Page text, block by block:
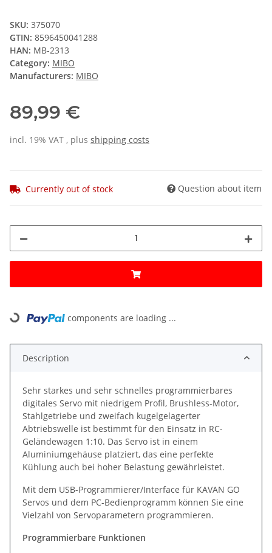
SKU: 375070
GTIN: 8596450041288
HAN: MB-2313
Category: MIBO
Manufacturers: MIBO
89,99 €
incl. 19% VAT , plus shipping costs
Currently out of stock Question about item
Loading... components are loading ...
Description
Sehr starkes und sehr schnelles programmierbares
digitales Servo mit niedrigem Profil, Brushless-Motor,
Stahlgetriebe und zweifach kugelgelagerter
Abtriebswelle ist bestimmt für den Einsatz in RC-
Geländewagen 1:10. Das Servo ist in einem
Aluminiumgehäuse platziert, das eine perfekte
Kühlung auch bei hoher Belastung gewährleistet.
Mit dem USB-Programmierer/Interface für KAVAN GO
Servos und dem PC-Bedienprogramm können Sie eine
Vielzahl von Servoparametern programmieren.
Programmierbare Funktionen